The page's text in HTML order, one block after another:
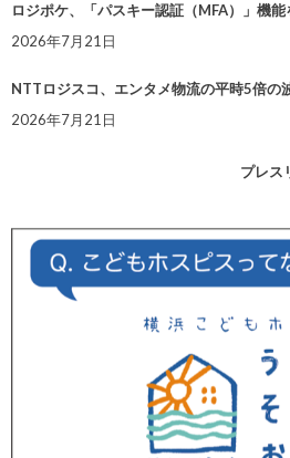
ロジポケ、「パスキー認証（MFA）」機能
2026年7月21日
NTTロジスコ、エンタメ物流の平時5倍
2026年7月21日
プレス